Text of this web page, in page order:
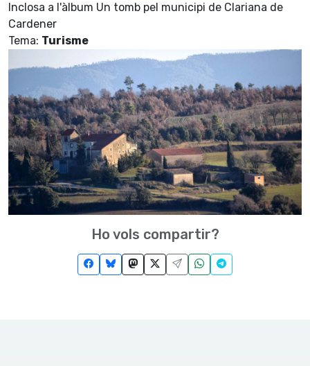
Inclosa a l'àlbum Un tomb pel municipi de Clariana de
Cardener
Tema: Turisme
Ho vols compartir?